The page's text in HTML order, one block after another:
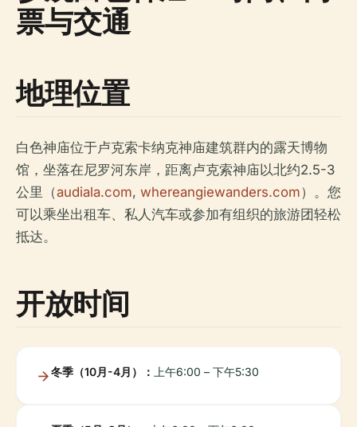
票与交通
地理位置
白色神庙位于卢克索卡纳克神庙建筑群内的露天博物
馆，坐落在尼罗河东岸，距离卢克索神庙以北约2.5-3
公里（audiala.com, whereangiewanders.com）。您
可以乘坐出租车、私人汽车或参加有组织的旅游团轻松
抵达。
开放时间
冬季（10月-4月）： 上午6:00 – 下午5:30